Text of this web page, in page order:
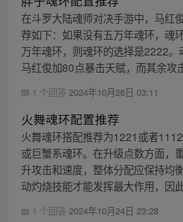
在斗罗大陆魂师对决手游中，马红
荐如下：如果没有五万年魂环，魂
万年魂环，则魂环的选择是2222
马红俊加80点暴击天赋，而其余攻
1 个回答 2024年10月26日 03:11
火舞魂环配置推荐
火舞魂环搭配推荐为1221或者
或巨蟹系魂环。在升级点数方面，
升攻击和速度，整体分配应保持均
动灼烧技能才能发挥最大作用，因
1 个回答 2024年10月24日 23:28